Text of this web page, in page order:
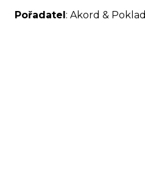
Pořadatel: Akord & Poklad